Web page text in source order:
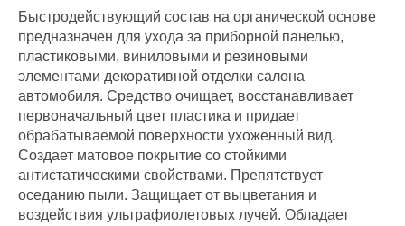
Быстродействующий состав на органической основе
предназначен для ухода за приборной панелью,
пластиковыми, виниловыми и резиновыми
элементами декоративной отделки салона
автомобиля. Средство очищает, восстанавливает
первоначальный цвет пластика и придает
обрабатываемой поверхности ухоженный вид.
Создает матовое покрытие со стойкими
антистатическими свойствами. Препятствует
оседанию пыли. Защищает от выцветания и
воздействия ультрафиолетовых лучей. Обладает